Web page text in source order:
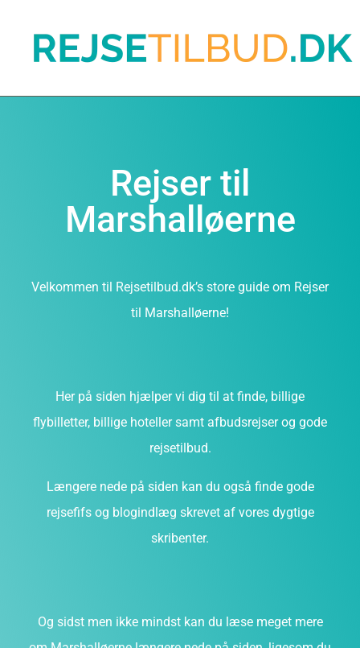
Rejser til
Marshalløerne
Velkommen til Rejsetilbud.dk’s store guide om Rejser
til Marshalløerne!
Her på siden hjælper vi dig til at finde, billige
flybilletter, billige hoteller samt afbudsrejser og gode
rejsetilbud.
Længere nede på siden kan du også finde gode
rejsefifs og blogindlæg skrevet af vores dygtige
skribenter.
Og sidst men ikke mindst kan du læse meget mere